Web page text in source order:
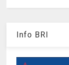
Info BRI